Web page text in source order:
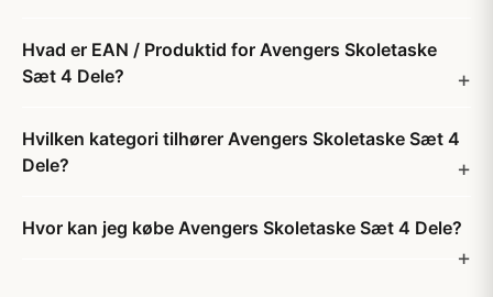
Hvad er EAN / Produktid for Avengers Skoletaske
Sæt 4 Dele?
Hvilken kategori tilhører Avengers Skoletaske Sæt 4
Dele?
Hvor kan jeg købe Avengers Skoletaske Sæt 4 Dele?